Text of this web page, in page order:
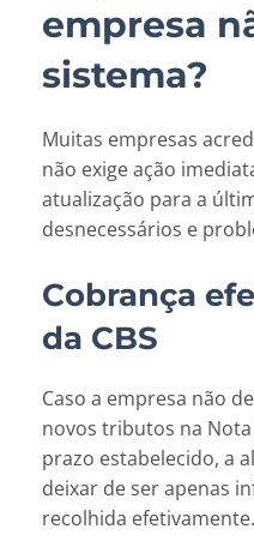
empresa
sistema?
Muitas empresas
não exige ação
atualização para a
desnecessários e
Cobrança
da CBS
Caso a empresa não
novos tributos na
prazo estabelecido, a
deixar de ser apenas
recolhida efetivamente.